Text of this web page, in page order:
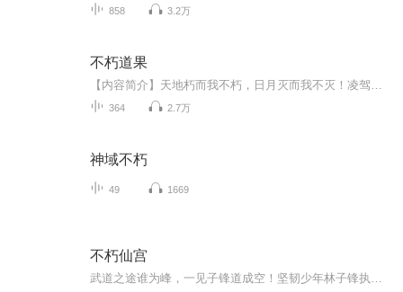
858 3.2万
不朽道果
364 2.7万
神域不朽
49 1669
不朽仙宫